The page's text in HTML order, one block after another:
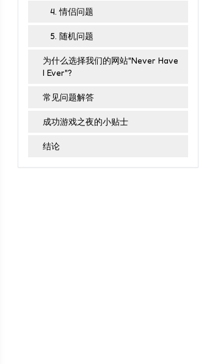
4. 情侣问题
5. 随机问题
为什么选择我们的网站"Never Have
I Ever"?
常见问题解答
成功游戏之夜的小贴士
结论